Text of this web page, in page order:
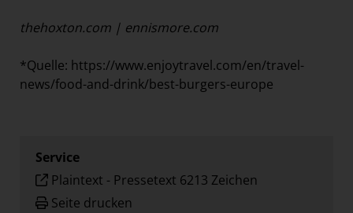
thehoxton.com | ennismore.com
*Quelle: https://www.enjoytravel.com/en/travel-
news/food-and-drink/best-burgers-europe
Service
Plaintext - Pressetext 6213 Zeichen
Seite drucken